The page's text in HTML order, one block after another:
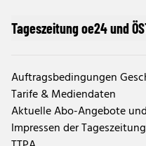
Tageszeitung oe24 und
Auftragsbedingungen
Tarife & Mediendaten
Aktuelle Abo-Angebote
Impressen der